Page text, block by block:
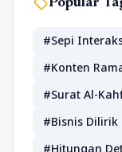
Popular
#Sepi
#Konten
#Surat Al-
#Bisnis Dilirik
#Hitungan